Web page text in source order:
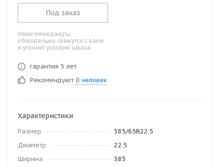
Под заказ
Наши менеджеры
обязательно свяжутся с вами
и уточнят условия заказа
гарантия 5 лет
Рекомендуют 0 человек
Характеристики
Размер
385/65R22.5
Диаметр
22.5
Ширина
385